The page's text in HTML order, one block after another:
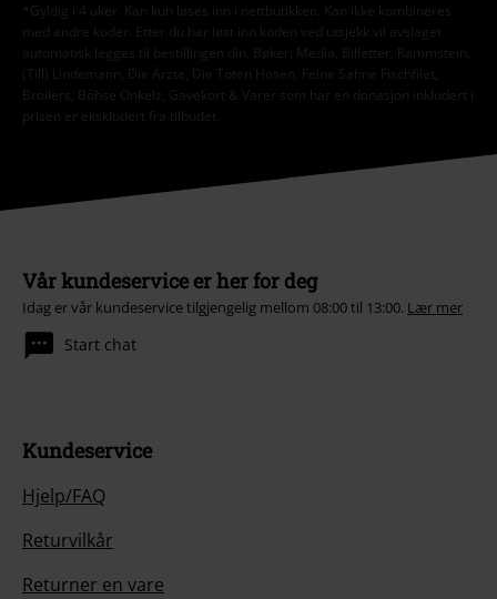
*Gyldig i 4 uker. Kan kun løses inn i nettbutikken. Kan ikke kombineres
med andre koder. Etter du har løst inn koden ved utsjekk vil avslaget
automatisk legges til bestillingen din. Bøker, Media, Billetter, Rammstein,
(Till) Lindemann, Die Ärzte, Die Toten Hosen, Feine Sahne Fischfilet,
Broilers, Böhse Onkelz, Gavekort & Varer som har en donasjon inkludert i
prisen er ekskludert fra tilbudet.
Vår kundeservice er her for deg
Idag er vår kundeservice tilgjengelig mellom 08:00 til 13:00. Lær mer
Start chat
Kundeservice
Hjelp/FAQ
Returvilkår
Returner en vare